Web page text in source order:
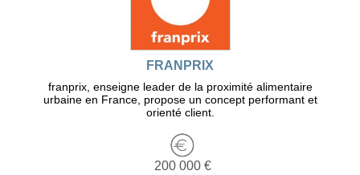
FRANPRIX
franprix, enseigne leader de la proximité alimentaire
urbaine en France, propose un concept performant et
orienté client.
200 000 €